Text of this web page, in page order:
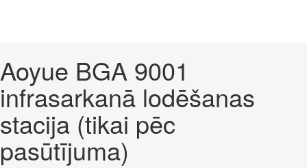
Aoyue BGA 9001
infrasarkanā lodēšanas
stacija (tikai pēc
pasūtījuma)